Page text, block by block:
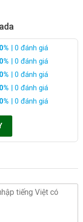
0% | 0 đánh giá
0% | 0 đánh giá
0% | 0 đánh giá
0% | 0 đánh giá
0% | 0 đánh giá